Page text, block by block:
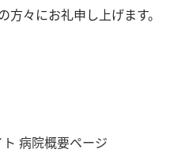
々にお礼申し上げます。
病院概要ページ